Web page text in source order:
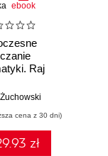
ebook
Raj
cena z 30 dni)
zł